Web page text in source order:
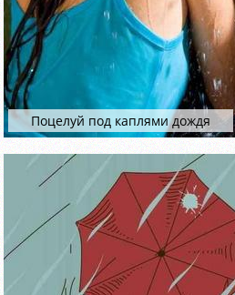
Поцелуй под каплями дождя